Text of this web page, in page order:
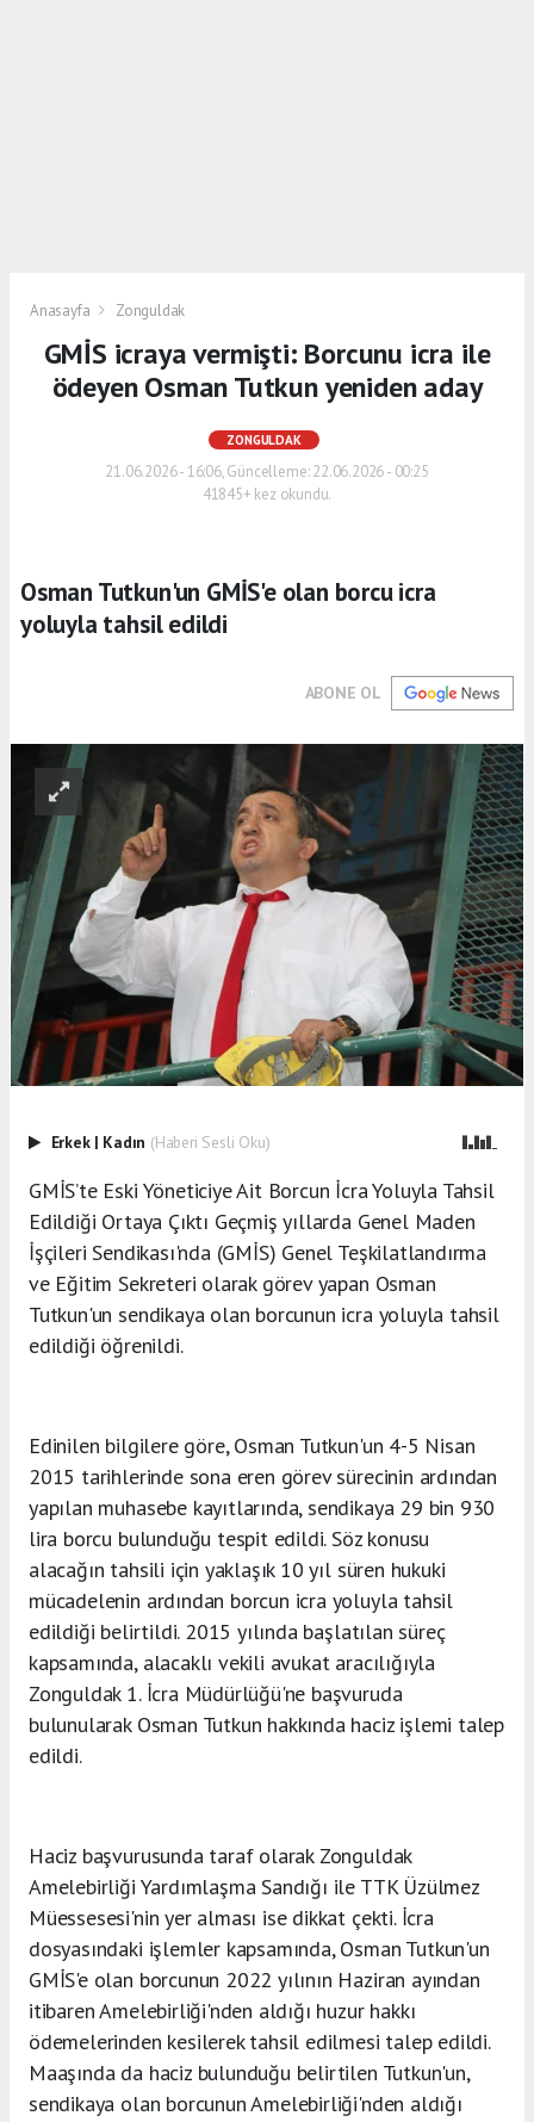
Anasayfa Zonguldak
GMİS icraya vermişti: Borcunu icra ile
ödeyen Osman Tutkun yeniden aday
ZONGULDAK
21.06.2026 - 16:06, Güncelleme: 22.06.2026 - 00:25
41845+ kez okundu.
Osman Tutkun'un GMİS'e olan borcu icra
yoluyla tahsil edildi
ABONE OL
Erkek | Kadın (Haberi Sesli Oku)
GMİS’te Eski Yöneticiye Ait Borcun İcra Yoluyla Tahsil
Edildiği Ortaya Çıktı Geçmiş yıllarda Genel Maden
İşçileri Sendikası'nda (GMİS) Genel Teşkilatlandırma
ve Eğitim Sekreteri olarak görev yapan Osman
Tutkun'un sendikaya olan borcunun icra yoluyla tahsil
edildiği öğrenildi.
Edinilen bilgilere göre, Osman Tutkun'un 4-5 Nisan
2015 tarihlerinde sona eren görev sürecinin ardından
yapılan muhasebe kayıtlarında, sendikaya 29 bin 930
lira borcu bulunduğu tespit edildi. Söz konusu
alacağın tahsili için yaklaşık 10 yıl süren hukuki
mücadelenin ardından borcun icra yoluyla tahsil
edildiği belirtildi. 2015 yılında başlatılan süreç
kapsamında, alacaklı vekili avukat aracılığıyla
Zonguldak 1. İcra Müdürlüğü'ne başvuruda
bulunularak Osman Tutkun hakkında haciz işlemi talep
edildi.
Haciz başvurusunda taraf olarak Zonguldak
Amelebirliği Yardımlaşma Sandığı ile TTK Üzülmez
Müessesesi'nin yer alması ise dikkat çekti. İcra
dosyasındaki işlemler kapsamında, Osman Tutkun'un
GMİS'e olan borcunun 2022 yılının Haziran ayından
itibaren Amelebirliği'nden aldığı huzur hakkı
ödemelerinden kesilerek tahsil edilmesi talep edildi.
Maaşında da haciz bulunduğu belirtilen Tutkun'un,
sendikaya olan borcunun Amelebirliği'nden aldığı